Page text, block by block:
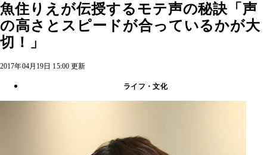
魚住りえが伝授するモテ声の秘訣「声
の高さとスピードが合っているかが大
切！」
2017年04月19日 15:00 更新
ライフ・文化